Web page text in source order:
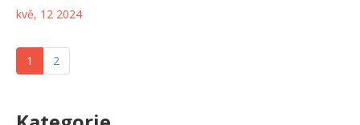
také praktické tipy pro výběr správného typu masáže a jak
výsledků.
kvě, 12 2024
1 2